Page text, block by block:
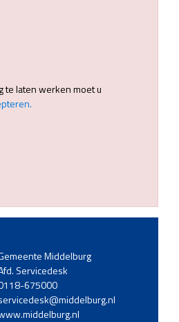
te laten werken moet u
Middelburg
Servicedesk
675000